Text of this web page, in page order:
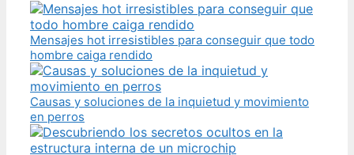
Mensajes hot irresistibles para conseguir que todo
hombre caiga rendido
Causas y soluciones de la inquietud y movimiento
en perros